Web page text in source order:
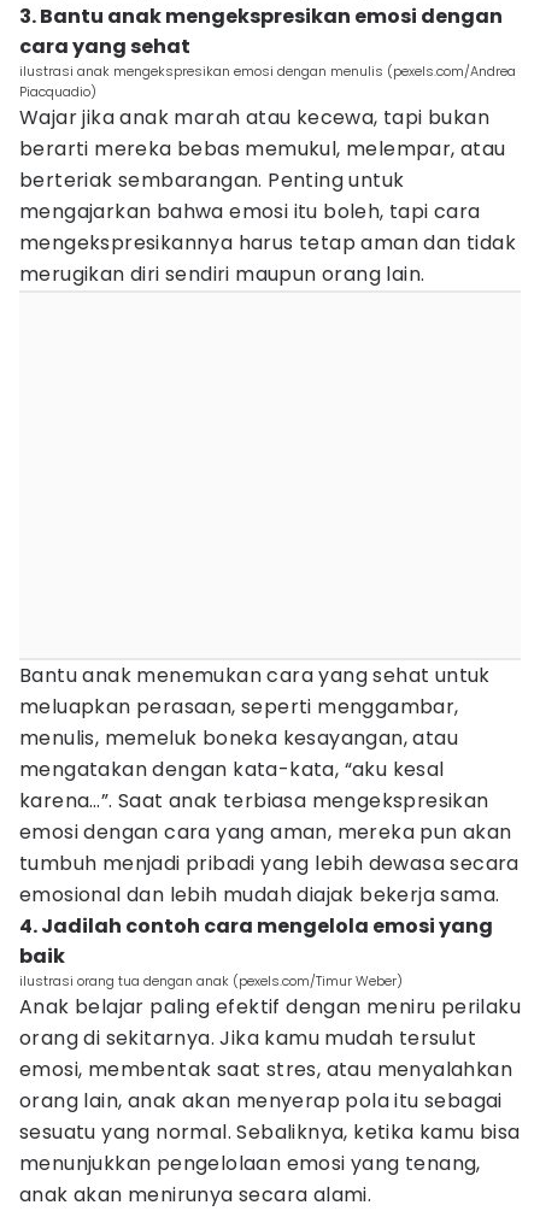
3. Bantu anak mengekspresikan emosi dengan
cara yang sehat
ilustrasi anak mengekspresikan emosi dengan menulis (pexels.com/Andrea
Piacquadio)
Wajar jika anak marah atau kecewa, tapi bukan
berarti mereka bebas memukul, melempar, atau
berteriak sembarangan. Penting untuk
mengajarkan bahwa emosi itu boleh, tapi cara
mengekspresikannya harus tetap aman dan tidak
merugikan diri sendiri maupun orang lain.
Bantu anak menemukan cara yang sehat untuk
meluapkan perasaan, seperti menggambar,
menulis, memeluk boneka kesayangan, atau
mengatakan dengan kata-kata, “aku kesal
karena…”. Saat anak terbiasa mengekspresikan
emosi dengan cara yang aman, mereka pun akan
tumbuh menjadi pribadi yang lebih dewasa secara
emosional dan lebih mudah diajak bekerja sama.
4. Jadilah contoh cara mengelola emosi yang
baik
ilustrasi orang tua dengan anak (pexels.com/Timur Weber)
Anak belajar paling efektif dengan meniru perilaku
orang di sekitarnya. Jika kamu mudah tersulut
emosi, membentak saat stres, atau menyalahkan
orang lain, anak akan menyerap pola itu sebagai
sesuatu yang normal. Sebaliknya, ketika kamu bisa
menunjukkan pengelolaan emosi yang tenang,
anak akan menirunya secara alami.